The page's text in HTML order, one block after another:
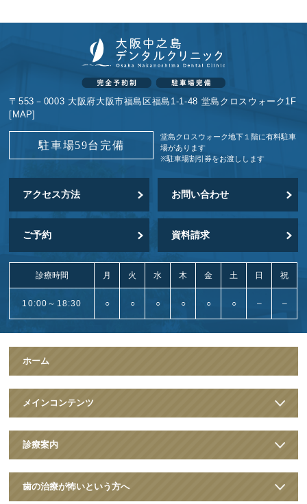
〒553－0003 大阪府大阪市福島区福島1-1-48 堂島クロスウォーク1F
[MAP]
駐車場59台完備
堂島クロスウォーク地下１階に有料駐車
場があります
※駐車場割引券をお渡しします
アクセス方法 お問い合わせ
ご予約 資料請求
診療時間 月 火 水 木 金 土 日 祝
10:00～18:30 ○ ○ ○ ○ ○ ○ – –
ホーム
メインコンテンツ
診療案内
歯の治療が怖いという方へ